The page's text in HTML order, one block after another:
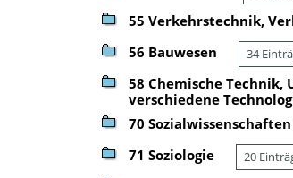
55 Verkehrstechnik,
56 Bauwesen 34
58 Chemische
verschiedene
70
71 Soziologie 20